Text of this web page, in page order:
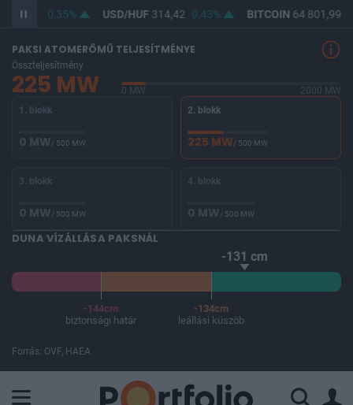
362,99 0,35% USD/HUF314,42 0,43% BITCOIN 64 801,99
PAKSI ATOMERŐMŰ TELJESÍTMÉNYE
Összteljesítmény
225 MW 0 MW
2000 MW
1. blokk
0 MW/ 500 MW
2. blokk
225 MW/ 500 MW
3. blokk
0 MW/ 500 MW
4. blokk
0 MW/ 500 MW
DUNA VÍZÁLLÁSA PAKSNÁL
-131 cm
-144cm
biztonsági határ
-134cm
leállási küszöb
Forrás: OVF, HAEA